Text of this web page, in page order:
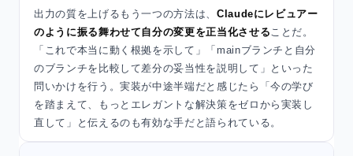
出力の質を上げるもう一つの方法は、 Claudeにレビュアー
のように振る舞わせて自分の変更を正当化させる ことだ。
「これで本当に動く根拠を示して」「mainブランチと自分
のブランチを比較して差分の妥当性を説明して」といった
問いかけを行う。実装が中途半端だと感じたら「今の学び
を踏まえて、もっとエレガントな解決策をゼロから実装し
直して」と伝えるのも有効な手だと語られている。